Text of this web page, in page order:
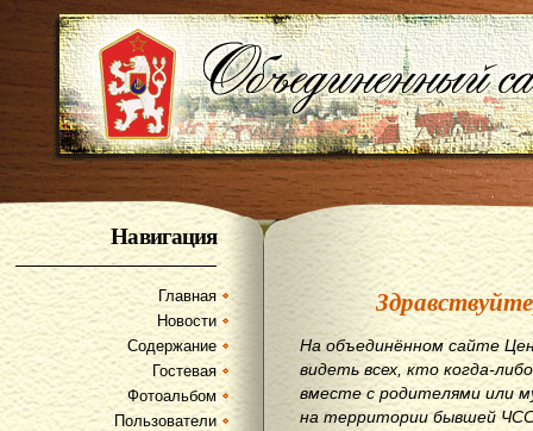
Навигация
Главная
Новости
Содержание
Гостевая
Фотоальбом
Пользователи
На объединённом сайте
видеть всех, кто когда-
вместе с родителями или
на территории бывшей